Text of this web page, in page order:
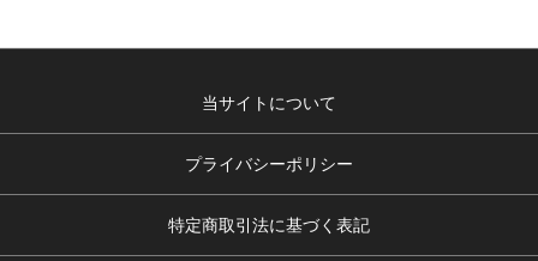
当サイトについて
プライバシーポリシー
特定商取引法に基づく表記